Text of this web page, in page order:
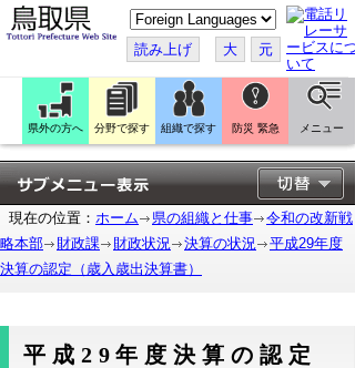
こ
の
ペ
ー
ジ
翻
訳
す
る
読み上げ 大 元
県外の方へ 分野で探す 組織で探す 防災 緊急 メニュー
現在の位置： ホーム 県の組織と仕事
令和の改新戦
略本部
財政課 財政状況 決算の状況
平成29年度
決算の認定（歳入歳出決算書）
平成29年度決算の認定